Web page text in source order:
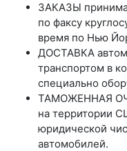
ЗАКАЗЫ
по факсу
время по Нью
ДОСТАВКА
транспортом в
специально
ТАМОЖЕННАЯ
на территории
юридической
автомобилей.